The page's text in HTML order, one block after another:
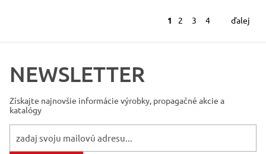
1 2 3 4 ďalej
NEWSLETTER
Získajte najnovšie informácie výrobky, propagačné akcie a
katalógy